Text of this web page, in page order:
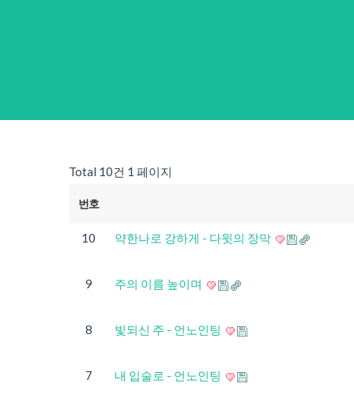
Total 10건 1 페이지
번호
10 약한나로 강하게 - 다윗의 장막
9 주의 이름 높이며
8 빛되신 주 - 언노인팅
7 내 입술로 - 언노인팅